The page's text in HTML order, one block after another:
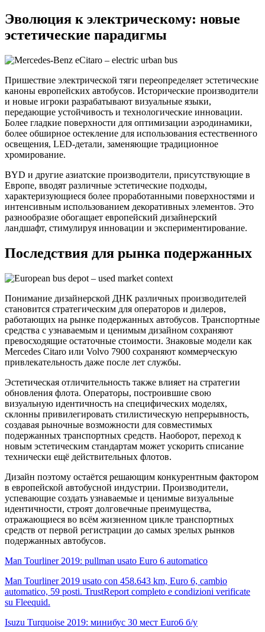
Эволюция к электрическому: новые
эстетические парадигмы
Пришествие электрической тяги переопределяет эстетические
каноны европейских автобусов. Исторические производители
и новые игроки разрабатывают визуальные языки,
передающие устойчивость и технологические инновации.
Более гладкие поверхности для оптимизации аэродинамики,
более обширное остекление для использования естественного
освещения, LED-детали, заменяющие традиционное
хромирование.
BYD и другие азиатские производители, присутствующие в
Европе, вводят различные эстетические подходы,
характеризующиеся более проработанными поверхностями и
интенсивным использованием декоративных элементов. Это
разнообразие обогащает европейский дизайнерский
ландшафт, стимулируя инновации и экспериментирование.
Последствия для рынка подержанных
Понимание дизайнерской ДНК различных производителей
становится стратегическим для операторов и дилеров,
работающих на рынке подержанных автобусов. Транспортные
средства с узнаваемым и ценимым дизайном сохраняют
превосходящие остаточные стоимости. Знаковые модели как
Mercedes Citaro или Volvo 7900 сохраняют коммерческую
привлекательность даже после лет службы.
Эстетическая отличительность также влияет на стратегии
обновления флота. Операторы, построившие свою
визуальную идентичность на специфических моделях,
склонны привилегировать стилистическую непрерывность,
создавая рыночные возможности для совместимых
подержанных транспортных средств. Наоборот, переход к
новым эстетическим стандартам может ускорить списание
технически ещё действительных флотов.
Дизайн поэтому остаётся решающим конкурентным фактором
в европейской автобусной индустрии. Производители,
успевающие создать узнаваемые и ценимые визуальные
идентичности, строят долговечные преимущества,
отражающиеся во всём жизненном цикле транспортных
средств от первой регистрации до самых зрелых рынков
подержанных автобусов.
Man Tourliner 2019: pullman usato Euro 6 automatico
Man Tourliner 2019 usato con 458.643 km, Euro 6, cambio
automatico, 59 posti. TrustReport completo e condizioni verificate
su Fleequid.
Isuzu Turquoise 2019: минибус 30 мест Euro6 б/у